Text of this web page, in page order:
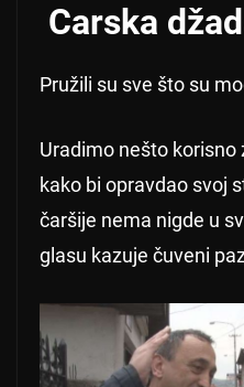
Carska
Pružili su sve što su
Uradimo nešto korisno
kako bi opravdao svoj
čaršije nema nigde u
glasu kazuje čuveni